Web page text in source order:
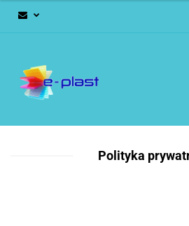
Polityka